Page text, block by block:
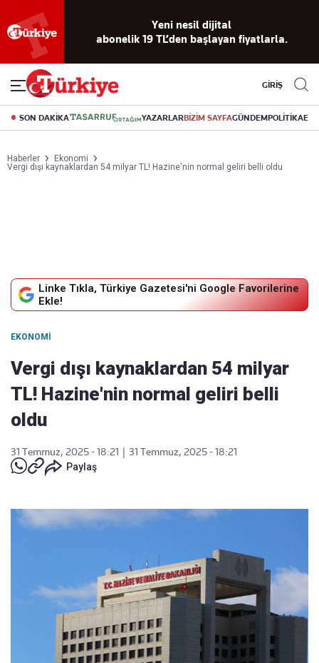
Yeni nesil dijital
abonelik 19 TL’den başlayan fiyatlarla.
GİRİŞ
SON DAKİKA YAZARLARBİZİM SAYFAGÜNDEMPOLİTİKA
Haberler
Ekonomi
Vergi dışı kaynaklardan 54 milyar TL! Hazine'nin normal geliri belli oldu
Linke Tıkla, Türkiye Gazetesi'ni Google Favorilerine
Ekle!
EKONOMI
Vergi dışı kaynaklardan 54 milyar
TL! Hazine'nin normal geliri belli
oldu
31 Temmuz, 2025 - 18:21
31 Temmuz, 2025 - 18:21
Paylaş